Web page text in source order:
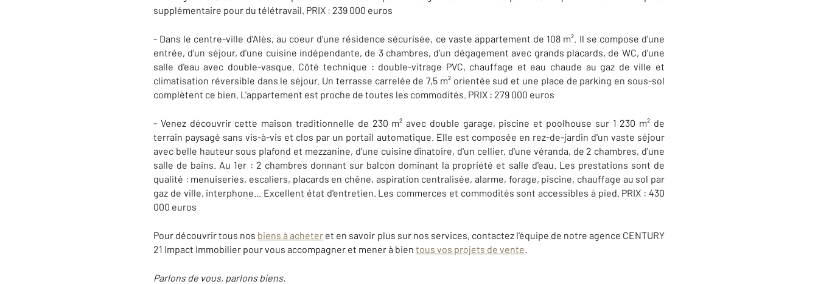
supplémentaire pour du télétravail. PRIX : 239 000 euros
- Dans le centre-ville d'Alès, au coeur d'une résidence sécurisée, ce vaste appartement de 108 m². Il se compose d'une
entrée, d'un séjour, d'une cuisine indépendante, de 3 chambres, d'un dégagement avec grands placards, de WC, d'une
salle d'eau avec double-vasque. Côté technique : double-vitrage PVC, chauffage et eau chaude au gaz de ville et
climatisation réversible dans le séjour. Un terrasse carrelée de 7,5 m² orientée sud et une place de parking en sous-sol
complètent ce bien. L'appartement est proche de toutes les commodités. PRIX : 279 000 euros
- Venez découvrir cette maison traditionnelle de 230 m² avec double garage, piscine et poolhouse sur 1 230 m² de
terrain paysagé sans vis-à-vis et clos par un portail automatique. Elle est composée en rez-de-jardin d'un vaste séjour
avec belle hauteur sous plafond et mezzanine, d'une cuisine dînatoire, d'un cellier, d'une véranda, de 2 chambres, d'une
salle de bains. Au 1er : 2 chambres donnant sur balcon dominant la propriété et salle d'eau. Les prestations sont de
qualité : menuiseries, escaliers, placards en chêne, aspiration centralisée, alarme, forage, piscine, chauffage au sol par
gaz de ville, interphone... Excellent état d'entretien. Les commerces et commodités sont accessibles à pied. PRIX : 430
000 euros
Pour découvrir tous nos biens à acheter et en savoir plus sur nos services, contactez l'équipe de notre agence CENTURY
21 Impact Immobilier pour vous accompagner et mener à bien tous vos projets de vente.
Parlons de vous, parlons biens.